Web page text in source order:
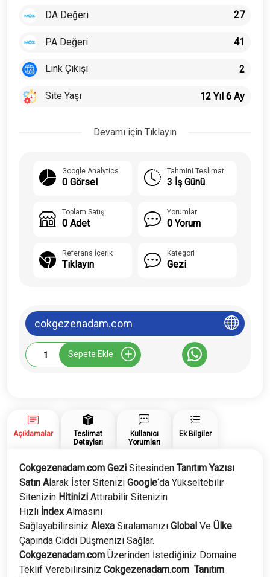
DA Değeri 27
PA Değeri 41
Link Çıkışı 2
Site Yaşı 12 Yıl 6 Ay
Devamı için Tıklayın
Google Analytics
0 Görsel
Tahmini Teslimat
3 İş Günü
Toplam Satış
0 Adet
Yorumlar
0 Yorum
Referans İçerik
Tıklayın
Kategori
Gezi
cokgezenadam.com
Cokgezenadam.com
Tanıtım
Sepete Ekle
Açıklamalar
Teslimat
Detayları
Kullanıcı
Yorumları
Ek Bilgiler
Cokgezenadam.com Gezi Sitesinden Tanıtım Yazısı
Satın Alarak İster Sitenizi Google‘da Yükseltebilir
Sitenizin Hitinizi Attırabilir Sitenizin
Hızlı İndexAlmasını
Sağlayabilirsiniz Alexa Sıralamanızı Global Ve Ülke
Çapında Ciddi Düşmenizi Sağlar.
Cokgezenadam.com Üzerinden İstediğiniz Domaine
Teklif Verebilirsiniz Cokgezenadam.com Tanıtım